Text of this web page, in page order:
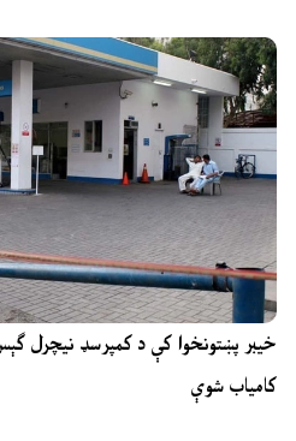
خیبر پښتونخوا کې د کمپرسډ نیچرل
کامیاب شوې